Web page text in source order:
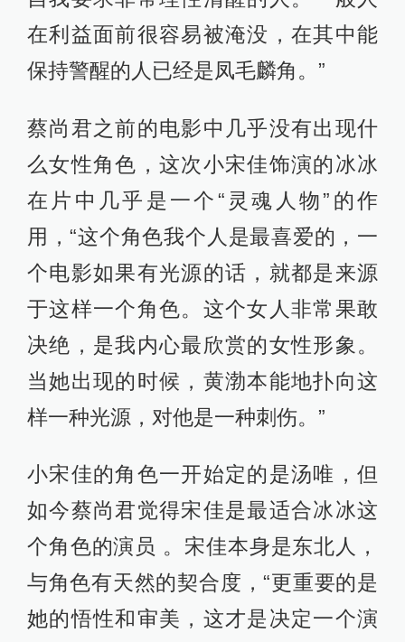
在利益面前很容易被淹没，在其中能
保持警醒的人已经是凤毛麟角。”
蔡尚君之前的电影中几乎没有出现什
么女性角色，这次小宋佳饰演的冰冰
在片中几乎是一个“灵魂人物”的作
用，“这个角色我个人是最喜爱的，一
个电影如果有光源的话，就都是来源
于这样一个角色。这个女人非常果敢
决绝，是我内心最欣赏的女性形象。
当她出现的时候，黄渤本能地扑向这
样一种光源，对他是一种刺伤。”
小宋佳的角色一开始定的是汤唯，但
如今蔡尚君觉得宋佳是最适合冰冰这
个角色的演员 。宋佳本身是东北人，
与角色有天然的契合度，“更重要的是
她的悟性和审美，这才是决定一个演